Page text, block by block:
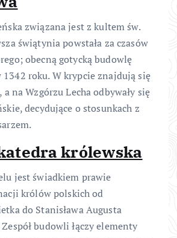
związana jest z kultem św.
świątynia powstała za czasów
obecną gotycką budowlę
roku. W krypcie znajdują się
na Wzgórzu Lecha odbywały się
decydujące o stosunkach z
królewska
jest świadkiem prawie
królów polskich od
do Stanisława Augusta
budowli łączy elementy